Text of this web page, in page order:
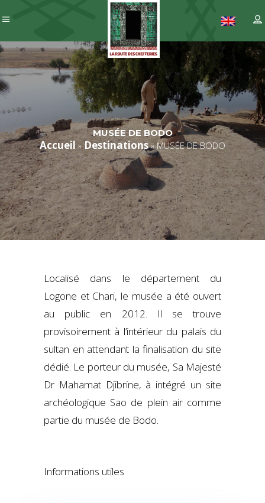
MUSÉE DE BODO
Accueil»Destinations»MUSÉE DE BODO
Localisé dans le département du
Logone et Chari, le musée a été ouvert
au public en 2012. Il se trouve
provisoirement à l’intérieur du palais du
sultan en attendant la finalisation du site
dédié. Le porteur du musée, Sa Majesté
Dr Mahamat Djibrine, à intégré un site
archéologique Sao de plein air comme
partie du musée de Bodo.
Informations utiles